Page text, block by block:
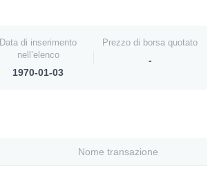
Data di inserimento
nell’elenco
1970-01-03
Prezzo di borsa quotato
-
Nome transazione